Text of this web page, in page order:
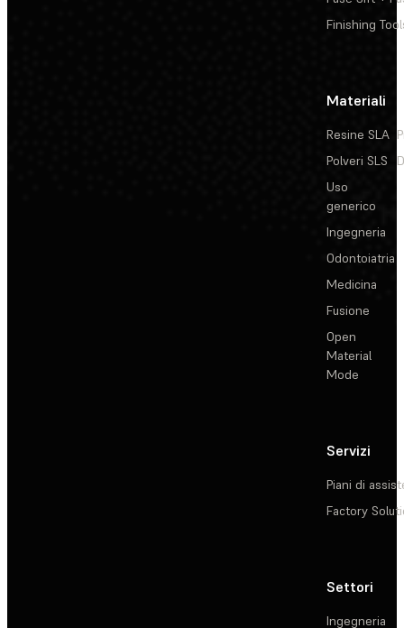
Finishing
Materiali
Resine SLA
Polveri SLS
Uso
generico
Ingegneria
Odontoiatria
Medicina
Fusione
Open
Material
Mode
Servizi
Piani di
Factory
Settori
Ingegneria